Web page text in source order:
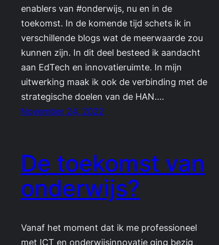
enablers van #onderwijs, nu en in de
toekomst. In de komende tijd schets ik in
verschillende blogs wat de meerwaarde zou
kunnen zijn. In dit deel besteed ik aandacht
aan EdTech en innovatieruimte. In mijn
uitwerking maak ik ook de verbinding met de
strategische doelen van de HAN.…
November 24, 2022
De toekomst van
onderwijs?
Vanaf het moment dat ik me professioneel
met ICT en onderwijsinnovatie ging bezig